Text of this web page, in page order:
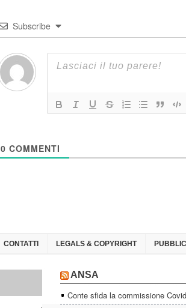
Subscribe
0 COMMENTI
CONTATTI LEGALS & COPYRIGHT
ANSA
Conte sfida la commissione